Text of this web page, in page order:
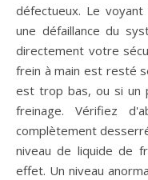
défectueux. Le
une défaillance du
directement votre
frein à main est resté
est trop bas, ou si un
freinage. Vérifiez
complètement
niveau de liquide de
effet. Un niveau